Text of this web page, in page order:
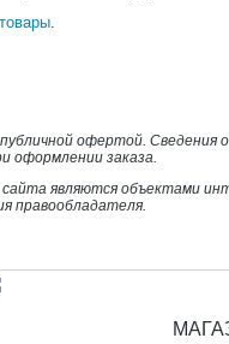
офертой.
оформлении заказа.
являются объектами
правообладателя.